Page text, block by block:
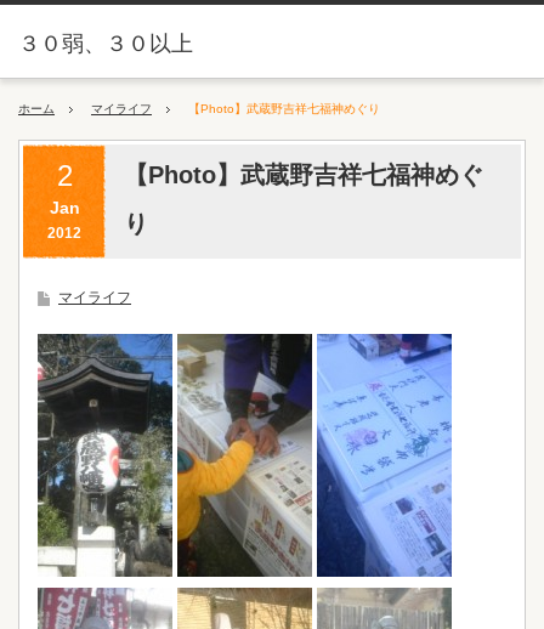
３０弱、３０以上
ホーム マイライフ 【Photo】武蔵野吉祥七福神めぐり
2
Jan
2012
【Photo】武蔵野吉祥七福神めぐ
り
マイライフ